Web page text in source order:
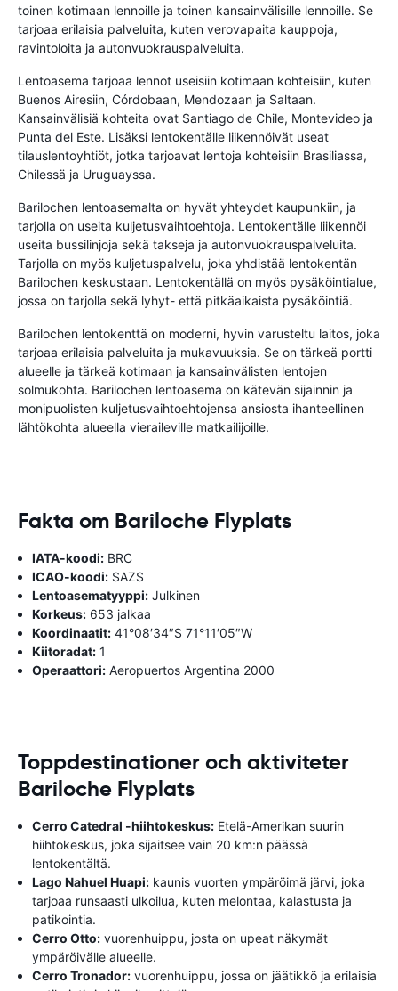
toinen kotimaan lennoille ja toinen kansainvälisille lennoille. Se
tarjoaa erilaisia ​​palveluita, kuten verovapaita kauppoja,
ravintoloita ja autonvuokrauspalveluita.
Lentoasema tarjoaa lennot useisiin kotimaan kohteisiin, kuten
Buenos Airesiin, Córdobaan, Mendozaan ja Saltaan.
Kansainvälisiä kohteita ovat Santiago de Chile, Montevideo ja
Punta del Este. Lisäksi lentokentälle liikennöivät useat
tilauslentoyhtiöt, jotka tarjoavat lentoja kohteisiin Brasiliassa,
Chilessä ja Uruguayssa.
Barilochen lentoasemalta on hyvät yhteydet kaupunkiin, ja
tarjolla on useita kuljetusvaihtoehtoja. Lentokentälle liikennöi
useita bussilinjoja sekä takseja ja autonvuokrauspalveluita.
Tarjolla on myös kuljetuspalvelu, joka yhdistää lentokentän
Barilochen keskustaan. Lentokentällä on myös pysäköintialue,
jossa on tarjolla sekä lyhyt- että pitkäaikaista pysäköintiä.
Barilochen lentokenttä on moderni, hyvin varusteltu laitos, joka
tarjoaa erilaisia ​​palveluita ja mukavuuksia. Se on tärkeä portti
alueelle ja tärkeä kotimaan ja kansainvälisten lentojen
solmukohta. Barilochen lentoasema on kätevän sijainnin ja
monipuolisten kuljetusvaihtoehtojensa ansiosta ihanteellinen
lähtökohta alueella vieraileville matkailijoille.
Fakta om Bariloche Flyplats
IATA-koodi: BRC
ICAO-koodi: SAZS
Lentoasematyyppi: Julkinen
Korkeus: 653 jalkaa
Koordinaatit: 41°08′34″S 71°11′05″W
Kiitoradat: 1
Operaattori: Aeropuertos Argentina 2000
Toppdestinationer och aktiviteter
Bariloche Flyplats
Cerro Catedral -hiihtokeskus: Etelä-Amerikan suurin
hiihtokeskus, joka sijaitsee vain 20 km:n päässä
lentokentältä.
Lago Nahuel Huapi: kaunis vuorten ympäröimä järvi, joka
tarjoaa runsaasti ulkoilua, kuten melontaa, kalastusta ja
patikointia.
Cerro Otto: vuorenhuippu, josta on upeat näkymät
ympäröivälle alueelle.
Cerro Tronador: vuorenhuippu, jossa on jäätikkö ja erilaisia ​​